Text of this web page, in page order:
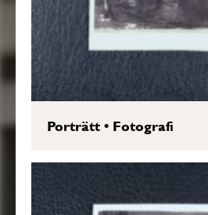
Porträtt• Fotografi